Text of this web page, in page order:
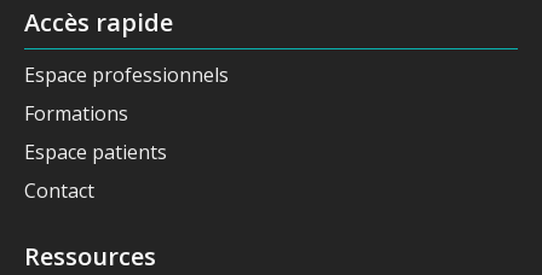
Accès rapide
Espace professionnels
Formations
Espace patients
Contact
Ressources